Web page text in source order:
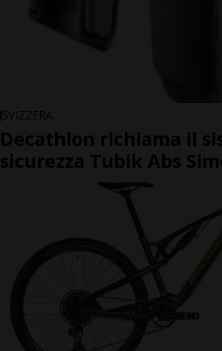
SVIZZERA
Decathlon richiama il
sicurezza Tubik Abs